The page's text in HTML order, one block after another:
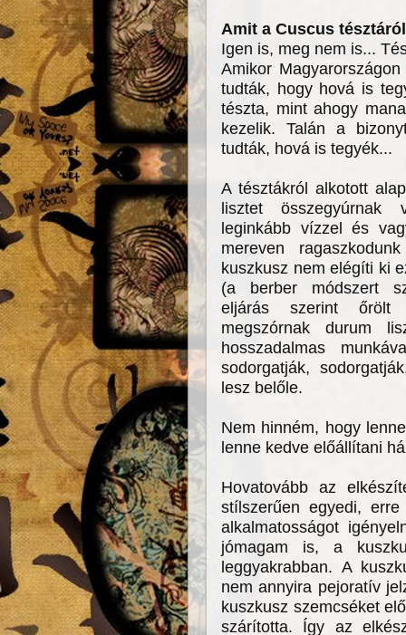
Amit a Cuscus
Igen is, meg nem is...
Amikor
tudták, hogy hová is
tészta, mint ahogy
kezelik. Talán a
tudták, hová is tegyék...
A tésztákról alkotott
lisztet összegyúrnak
leginkább vízzel és
mereven
kuszkusz nem elégíti ki
(a berber módszert
eljárás szerint őrölt
megszórnak durum
hosszadalmas
sodorgatják,
lesz belőle.
Nem hinném, hogy
lenne kedve előállítani
Hovatovább az
stílszerűen egyedi,
alkalmatosságot
jómagam is, a
leggyakrabban. A
nem annyira pejoratív
kuszkusz szemcséket
szárította. Így az